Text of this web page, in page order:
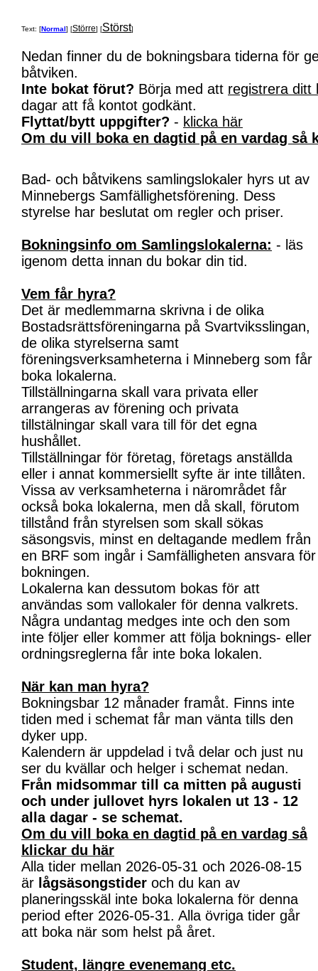
Text: [Normal] [Större] [Störst]
Nedan finner du de bokningsbara tiderna för
båtviken.
Inte bokat förut? Börja med att registrera ditt
dagar att få kontot godkänt.
Flyttat/bytt uppgifter? - klicka här
Om du vill boka en dagtid på en vardag så
Bad- och båtvikens samlingslokaler hyrs ut av
Minnebergs Samfällighetsförening. Dess
styrelse har beslutat om regler och priser.
Bokningsinfo om Samlingslokalerna: - läs
igenom detta innan du bokar din tid.
Vem får hyra?
Det är medlemmarna skrivna i de olika
Bostadsrättsföreningarna på Svartviksslingan,
de olika styrelserna samt
föreningsverksamheterna i Minneberg som får
boka lokalerna.
Tillställningarna skall vara privata eller
arrangeras av förening och privata
tillstälningar skall vara till för det egna
hushållet.
Tillställningar för företag, företags anställda
eller i annat kommersiellt syfte är inte tillåten.
Vissa av verksamheterna i närområdet får
också boka lokalerna, men då skall, förutom
tillstånd från styrelsen som skall sökas
säsongsvis, minst en deltagande medlem från
en BRF som ingår i Samfälligheten ansvara för
bokningen.
Lokalerna kan dessutom bokas för att
användas som vallokaler för denna valkrets.
Några undantag medges inte och den som
inte följer eller kommer att följa boknings- eller
ordningsreglerna får inte boka lokalen.
När kan man hyra?
Bokningsbar 12 månader framåt. Finns inte
tiden med i schemat får man vänta tills den
dyker upp.
Kalendern är uppdelad i två delar och just nu
ser du kvällar och helger i schemat nedan.
Från midsommar till ca mitten på augusti
och under jullovet hyrs lokalen ut 13 - 12
alla dagar - se schemat.
Om du vill boka en dagtid på en vardag så
klickar du här
Alla tider mellan 2026-05-31 och 2026-08-15
är lågsäsongstider och du kan av
planeringsskäl inte boka lokalerna för denna
period efter 2026-05-31. Alla övriga tider går
att boka när som helst på året.
Student, längre evenemang etc.